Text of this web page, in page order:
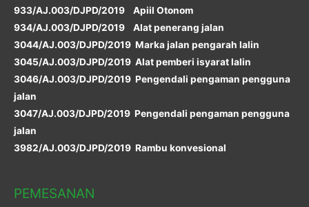
933/AJ.003/DJPD/2019 Apiil Otonom
934/AJ.003/DJPD/2019 Alat penerang jalan
3044/AJ.003/DJPD/2019 Marka jalan pengarah lalin
3045/AJ.003/DJPD/2019 Alat pemberi isyarat lalin
3046/AJ.003/DJPD/2019 Pengendali pengaman pengguna
jalan
3047/AJ.003/DJPD/2019 Pengendali pengaman pengguna
jalan
3982/AJ.003/DJPD/2019 Rambu konvesional
PEMESANAN